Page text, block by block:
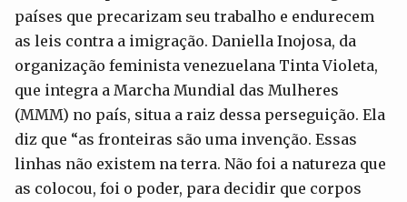
países que precarizam seu trabalho e endurecem
as leis contra a imigração. Daniella Inojosa, da
organização feminista venezuelana Tinta Violeta,
que integra a Marcha Mundial das Mulheres
(MMM) no país, situa a raiz dessa perseguição. Ela
diz que “as fronteiras são uma invenção. Essas
linhas não existem na terra. Não foi a natureza que
as colocou, foi o poder, para decidir que corpos